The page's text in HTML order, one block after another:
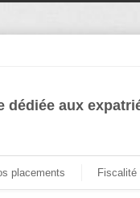
dédiée aux
placements Fiscalité